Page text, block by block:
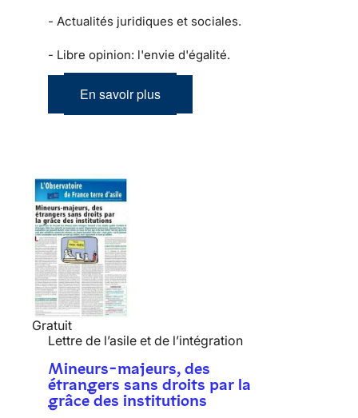
- Actualités juridiques et sociales.
- Libre opinion: l'envie d'égalité.
En savoir plus
Gratuit
Lettre de l’asile et de l’intégration
Mineurs-majeurs, des
étrangers sans droits par la
grâce des institutions